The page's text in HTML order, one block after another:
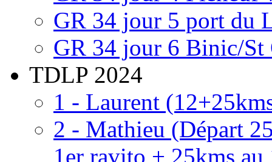
GR 34 jour 5 port du
GR 34 jour 6 Binic/St
TDLP 2024
1 - Laurent
2 - Mathieu (Départ
1er ravito + 25kms au